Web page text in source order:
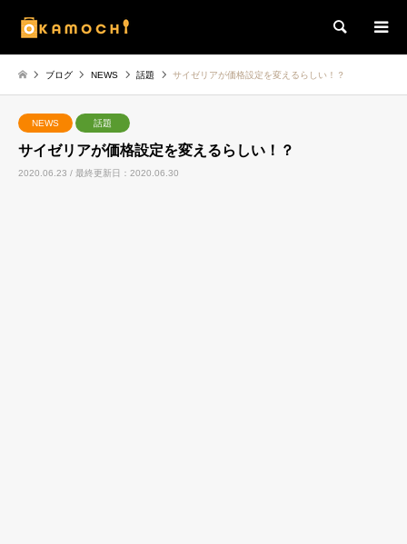
検索
ブログ NEWS 話題 サイゼリアが価格設定を変えるらしい！？
NEWS 話題
サイゼリアが価格設定を変えるらしい！？
2020.06.23 / 最終更新日：2020.06.30